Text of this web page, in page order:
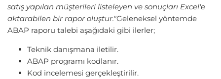
satış yapılan müşterileri listeleyen ve sonuçları Excel'e
aktarabilen bir rapor oluştur."Geleneksel yöntemde
ABAP raporu talebi aşağıdaki gibi ilerler;
Teknik danışmana iletilir.
ABAP programı kodlanır.
Kod incelemesi gerçekleştirilir.